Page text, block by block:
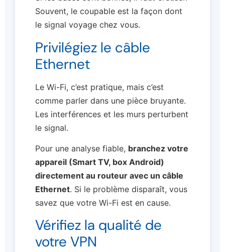
Souvent, le coupable est la façon dont
le signal voyage chez vous.
Privilégiez le câble
Ethernet
Le Wi-Fi, c’est pratique, mais c’est
comme parler dans une pièce bruyante.
Les interférences et les murs perturbent
le signal.
Pour une analyse fiable, branchez votre
appareil (Smart TV, box Android)
directement au routeur avec un câble
Ethernet. Si le problème disparaît, vous
savez que votre Wi-Fi est en cause.
Vérifiez la qualité de
votre VPN